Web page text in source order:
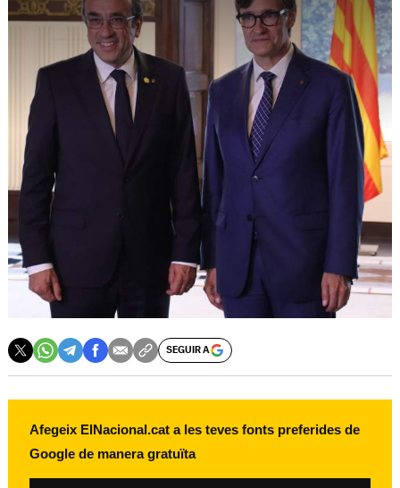
SEGUIR A
Afegeix ElNacional.cat a les teves fonts preferides de
Google de manera gratuïta